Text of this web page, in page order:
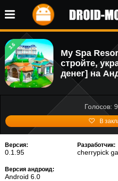
3.6
My Spa
стройте,
денег] на
Голосов:
В
Версия:
0.1.95
Разработчик:
cherrypick
Версия андроид:
Android 6.0